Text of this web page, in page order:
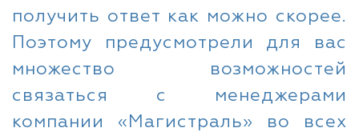
получить ответ как можно скорее.
Поэтому предусмотрели для вас
множество возможностей
связаться с менеджерами
компании «Магистраль» во всех